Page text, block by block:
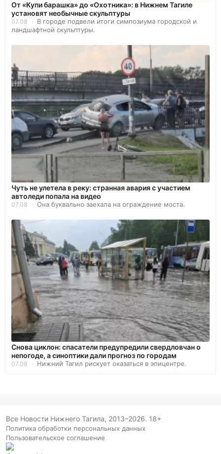
От «Купи барашка» до «Охотника»: в Нижнем Тагиле
установят необычные скульптуры
07.08
В городе подвели итоги симпозиума городской и
ландшафтной скульптуры.
Чуть не улетела в реку: странная авария с участием
автоледи попала на видео
07.08 Она буквально заехала на ограждение моста.
Снова циклон: спасатели предупредили свердловчан о
непогоде, а синоптики дали прогноз по городам
07.08 Нижний Тагил рискует оказаться в эпицентре.
Все Новости Нижнего Тагила, 2013–2026. 18+
Политика обработки персональных данных/
Пользовательское соглашение